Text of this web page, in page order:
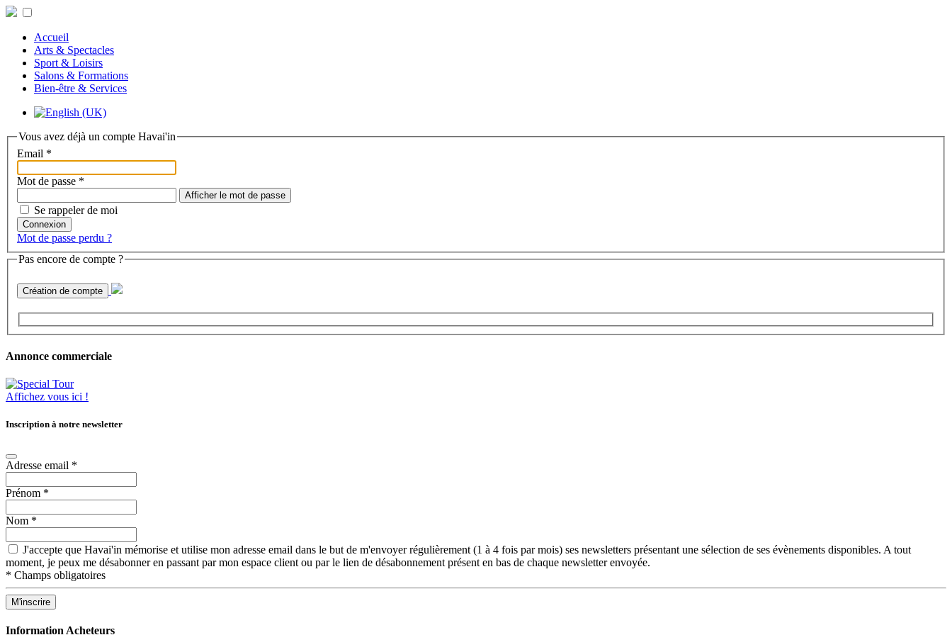
Accueil
Arts & Spectacles
Sport & Loisirs
Salons & Formations
Bien-être & Services
Vous avez déjà un compte Havai'in
Email *
Mot de passe *
Afficher le mot de passe
Se rappeler de moi
Connexion
Mot de passe perdu ?
Pas encore de compte ?
Création de compte
Annonce commerciale
Affichez vous ici !
Inscription à notre newsletter
Adresse email *
Prénom *
Nom *
J'accepte que Havai'in mémorise et utilise mon adresse email dans le but de m'envoyer régulièrement (1 à 4 fois par mois) ses newsletters présentant une sélection de ses évènements disponibles. A tout
moment, je peux me désabonner en passant par mon espace client ou par le lien de désabonnement présent en bas de chaque newsletter envoyée.
* Champs obligatoires
Information Acheteurs